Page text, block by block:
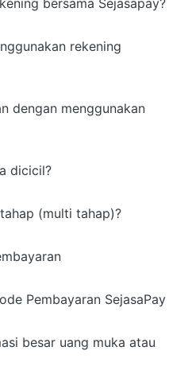
bersama Sejasapay?
rekening
dengan menggunakan
dicicil?
(multi tahap)?
Pembayaran SejasaPay
besar uang muka atau